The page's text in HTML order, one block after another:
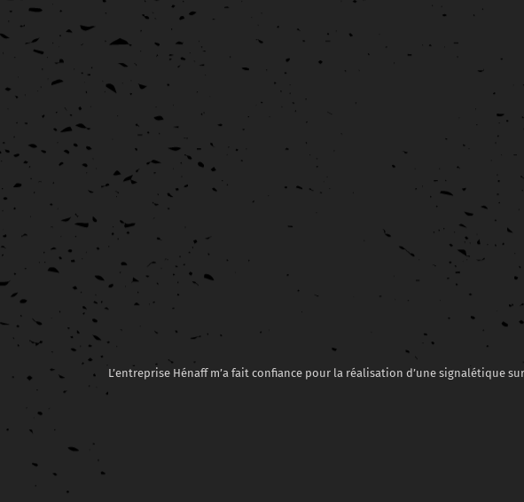
L’entreprise Hénaff m’a fait confiance pour la réalisation d’une signalétique